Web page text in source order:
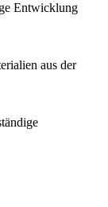
Entwicklung
aus der